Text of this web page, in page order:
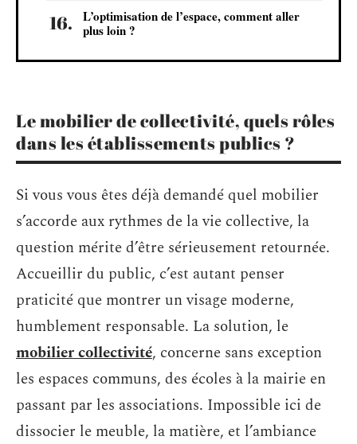
L’optimisation de l’espace, comment aller
plus loin ?
Le mobilier de collectivité, quels rôles
dans les établissements publics ?
Si vous vous êtes déjà demandé quel mobilier
s’accorde aux rythmes de la vie collective, la
question mérite d’être sérieusement retournée.
Accueillir du public, c’est autant penser
praticité que montrer un visage moderne,
humblement responsable. La solution, le
mobilier collectivité, concerne sans exception
les espaces communs, des écoles à la mairie en
passant par les associations. Impossible ici de
dissocier le meuble, la matière, et l’ambiance